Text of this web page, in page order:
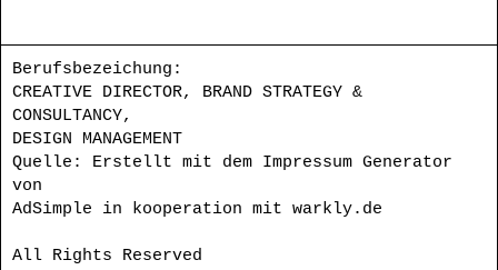
Berufsbezeichung:
CREATIVE DIRECTOR, BRAND STRATEGY &
CONSULTANCY,
DESIGN MANAGEMENT
Quelle: Erstellt mit dem Impressum Generator
von
AdSimple in kooperation mit warkly.de
All Rights Reserved